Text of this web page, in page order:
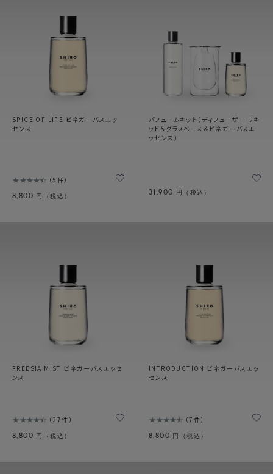
SPICE OF LIFE ビネガーバスエッ
センス
5件
8,800 円（税込）
パフュームキット（ディフューザー リキ
ッド＆グラスベース＆ビネガーバスエ
ッセンス）
31,900 円（税込）
FREESIA MIST ビネガーバスエッセ
ンス
27件
8,800 円（税込）
INTRODUCTION ビネガーバスエッ
センス
7件
8,800 円（税込）